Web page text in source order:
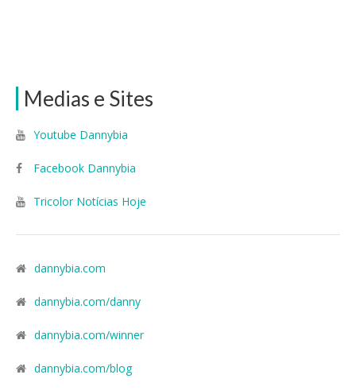
Medias e Sites
Youtube Dannybia
Facebook Dannybia
Tricolor Notícias Hoje
dannybia.com
dannybia.com/danny
dannybia.com/winner
dannybia.com/blog